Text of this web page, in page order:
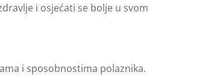
i osjećati se bolje u svom
i sposobnostima polaznika.